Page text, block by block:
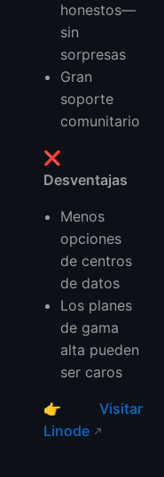
honestos—
sin
sorpresas
Gran
soporte
comunitario
❌
Desventajas
Menos
opciones
de centros
de datos
Los planes
de gama
alta pueden
ser caros
👉 Visitar
Linode